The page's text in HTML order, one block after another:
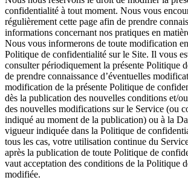
confidentialité à tout moment. Nous vous
régulièrement cette page afin de prendre
informations concernant nos pratiques en
Nous vous informerons de toute modification
Politique de confidentialité sur le Site. Il vous
consulter périodiquement la présente Politique
de prendre connaissance d’éventuelles
modification de la présente Politique de
dès la publication des nouvelles conditions et/
des nouvelles modifications sur le Service (ou
indiqué au moment de la publication) ou à la
vigueur indiquée dans la Politique de
tous les cas, votre utilisation continue du
après la publication de toute Politique de
vaut acceptation des conditions de la Politique
modifiée.